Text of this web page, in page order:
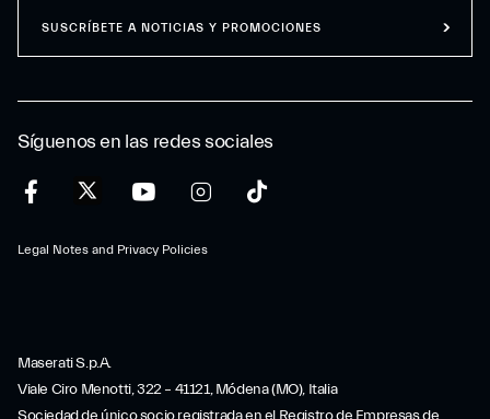
Síguenos en las redes sociales
Legal Notes and Privacy Policies
SUSCRÍBETE A NOTICIAS Y PROMOCIONES
Maserati S.p.A.
Viale Ciro Menotti, 322 – 41121, Módena (MO), Italia